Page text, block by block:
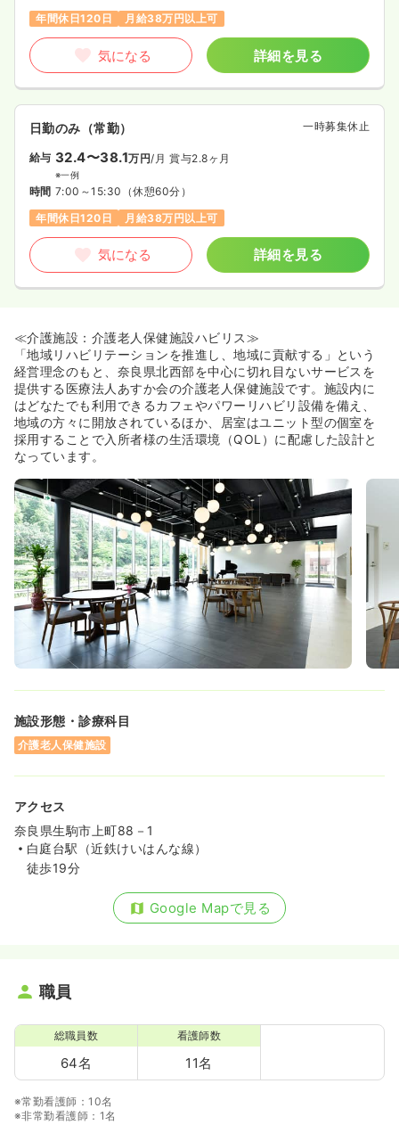
年間休日120日
月給38万円以上可
気になる 詳細を見る
日勤のみ（常勤） 一時募集休止
給与 32.4〜38.1万円/月 賞与2.8ヶ月
※一例
時間 7:00～15:30 （休憩60分）
年間休日120日
月給38万円以上可
気になる 詳細を見る
≪介護施設：介護老人保健施設ハビリス≫
「地域リハビリテーションを推進し、地域に貢献する」という
経営理念のもと、奈良県北西部を中心に切れ目ないサービスを
提供する医療法人あすか会の介護老人保健施設です。施設内に
はどなたでも利用できるカフェやパワーリハビリ設備を備え、
地域の方々に開放されているほか、居室はユニット型の個室を
採用することで入所者様の生活環境（QOL）に配慮した設計と
なっています。
施設形態・診療科目
介護老人保健施設
アクセス
奈良県生駒市上町88－1
白庭台駅（近鉄けいはんな線）
徒歩19分
Google Mapで見る
職員
総職員数
64名
看護師数
11名
※常勤看護師：10名
※非常勤看護師：1名